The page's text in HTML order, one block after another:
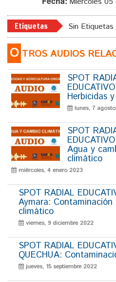
Etiquetas Sin Etiquetas
O TROS AUDIOS
SPOT
Herbicidas
lunes, 7
SPOT
Agua y
climático
miércoles, 4 enero 2023
SPOT RADIAL
Aymara:
climático
viernes, 9 diciembre 2022
SPOT RADIAL
QUECHUA:
jueves, 15 septiembre 2022